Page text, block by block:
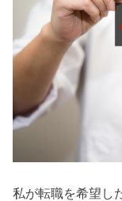
私が転職を希望し